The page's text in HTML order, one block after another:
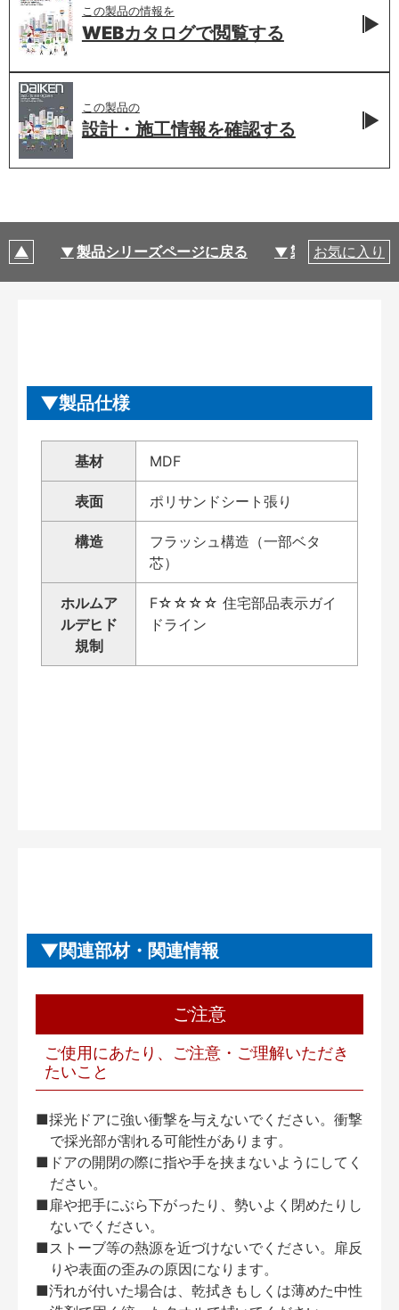
この製品の情報を
WEBカタログで閲覧する
この製品の
設計・施工情報を確認する
製品シリーズページに戻る 製品仕様
お気に入り
製品仕様
基材 MDF
表面 ポリサンドシート張り
構造
フラッシュ構造（一部ベタ
芯）
ホルムア
ルデヒド
規制
F☆☆☆☆ 住宅部品表示ガイ
ドライン
関連部材・関連情報
ご注意
ご使用にあたり、ご注意・ご理解いただき
たいこと
■採光ドアに強い衝撃を与えないでください。衝撃
で採光部が割れる可能性があります。
■ドアの開閉の際に指や手を挟まないようにしてく
ださい。
■扉や把手にぶら下がったり、勢いよく閉めたりし
ないでください。
■ストーブ等の熱源を近づけないでください。扉反
りや表面の歪みの原因になります。
■汚れが付いた場合は、乾拭きもしくは薄めた中性